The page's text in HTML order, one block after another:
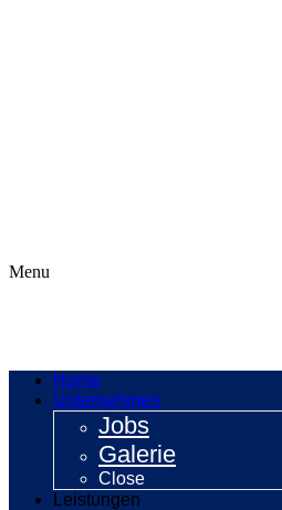
Menu
Home
Unternehmen
Jobs
Galerie
Close
Leistungen